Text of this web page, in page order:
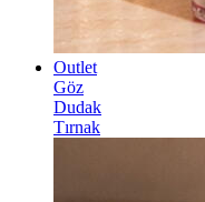
Outlet
Göz
Dudak
Tırnak